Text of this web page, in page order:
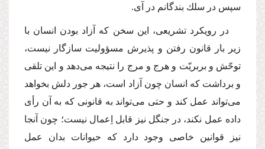
سپس در سلك بندگانم در آى.
در رویكرد تشریعى، این سخن كه آزاد بودن انسان با
زیر بار قانون رفتن و پذیرش مسؤولیت سازگار نیست،
توحّش و بربریّت و هرج و مرج را نتیجه مى‌دهد و این تلقى
و برداشت كه انسان چون آزاد است، هر جور دلش بخواهد
مى‌تواند عمل كند و حتى مى‌تواند به قانونى كه به آن رأى
داده عمل نكند، در جنگل نیز قابل اِعمال نیست؛ چون آنجا
نیز قوانین خاصى وجود دارد كه حیوانات بدان عمل